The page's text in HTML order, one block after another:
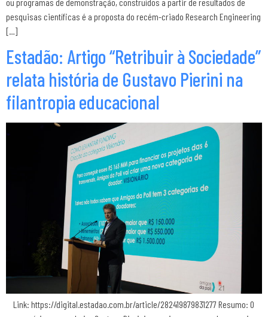
ou programas de demonstração, construídos a partir de resultados de
pesquisas científicas é a proposta do recém-criado Research Engineering
[…]
Estadão: Artigo “Retribuir à Sociedade”
relata história de Gustavo Pierini na
filantropia educacional
Link: https://digital.estadao.com.br/article/282419879831277 Resumo: O